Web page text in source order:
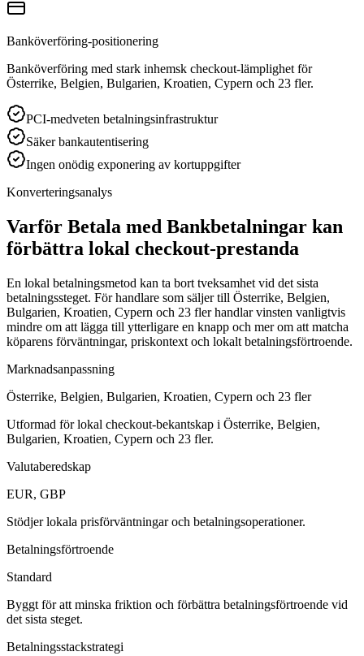
Banköverföring-positionering
Banköverföring med stark inhemsk checkout-lämplighet för
Österrike, Belgien, Bulgarien, Kroatien, Cypern och 23 fler.
PCI-medveten betalningsinfrastruktur
Säker bankautentisering
Ingen onödig exponering av kortuppgifter
Konverteringsanalys
Varför Betala med Bankbetalningar kan
förbättra lokal checkout-prestanda
En lokal betalningsmetod kan ta bort tveksamhet vid det sista
betalningssteget. För handlare som säljer till Österrike, Belgien,
Bulgarien, Kroatien, Cypern och 23 fler handlar vinsten vanligtvis
mindre om att lägga till ytterligare en knapp och mer om att matcha
köparens förväntningar, priskontext och lokalt betalningsförtroende.
Marknadsanpassning
Österrike, Belgien, Bulgarien, Kroatien, Cypern och 23 fler
Utformad för lokal checkout-bekantskap i Österrike, Belgien,
Bulgarien, Kroatien, Cypern och 23 fler.
Valutaberedskap
EUR, GBP
Stödjer lokala prisförväntningar och betalningsoperationer.
Betalningsförtroende
Standard
Byggt för att minska friktion och förbättra betalningsförtroende vid
det sista steget.
Betalningsstackstrategi